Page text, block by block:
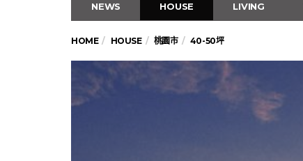
NEWS HOUSE LIVING
HOME HOUSE 桃園市 40-50坪